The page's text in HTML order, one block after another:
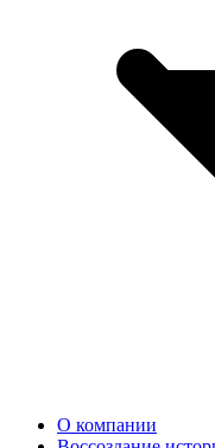
О компании